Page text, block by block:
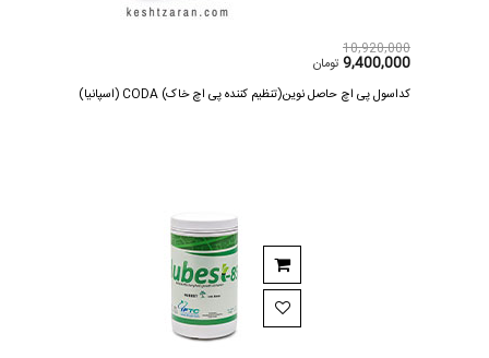
10,920,000
9,400,000 تومان
کداسول پی اچ حاصل نوین(تنظیم کننده پی اچ خاک) CODA (اسپانیا)